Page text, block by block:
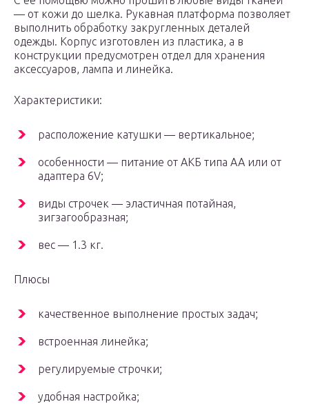
— от кожи до шелка. Рукавная платформа позволяет
выполнить обработку закругленных деталей
одежды. Корпус изготовлен из пластика, а в
конструкции предусмотрен отдел для хранения
аксессуаров, лампа и линейка.
Характеристики:
расположение катушки — вертикальное;
особенности — питание от АКБ типа АА или от
адаптера 6V;
виды строчек — эластичная потайная,
зигзагообразная;
вес — 1.3 кг.
Плюсы
качественное выполнение простых задач;
встроенная линейка;
регулируемые строчки;
удобная настройка;